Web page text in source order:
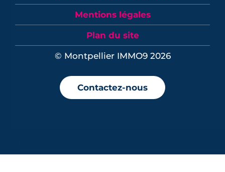
Mentions légales
Plan du site
© Montpellier IMMO9 2026
Contactez-nous